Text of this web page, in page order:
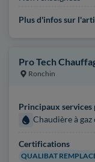
Plus d'infos sur
Pro Tech
Ronchin
Principaux services
Chaudière à
Certifications
QUALIBAT